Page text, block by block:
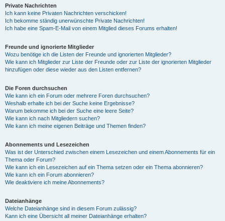
Private Nachrichten
Ich kann keine Privaten Nachrichten verschicken!
Ich bekomme ständig unerwünschte Private Nachrichten!
Ich habe eine Spam-E-Mail von einem Mitglied dieses Forums erhalten!
Freunde und ignorierte Mitglieder
Wozu benötige ich die Listen der Freunde und ignorierten Mitglieder?
Wie kann ich Mitglieder zur Liste der Freunde oder zur Liste der ignorierten Mitglieder
hinzufügen oder diese wieder aus den Listen entfernen?
Die Foren durchsuchen
Wie kann ich ein Forum oder mehrere Foren durchsuchen?
Weshalb erhalte ich bei der Suche keine Ergebnisse?
Warum bekomme ich bei der Suche eine leere Seite?
Wie kann ich nach Mitgliedern suchen?
Wie kann ich meine eigenen Beiträge und Themen finden?
Abonnements und Lesezeichen
Was ist der Unterschied zwischen einem Lesezeichen und einem Abonnements für ein
Thema oder Forum?
Wie kann ich ein Lesezeichen auf ein Thema setzen oder ein Thema abonnieren?
Wie kann ich ein Forum abonnieren?
Wie deaktiviere ich meine Abonnements?
Dateianhänge
Welche Dateianhänge sind in diesem Forum zulässig?
Kann ich eine Übersicht all meiner Dateianhänge erhalten?